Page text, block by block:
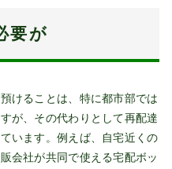
要が
けることは、特に都市部では
が、その代わりとして再配達
います。例えば、自宅近くの
会社が共同で使える宅配ボッ